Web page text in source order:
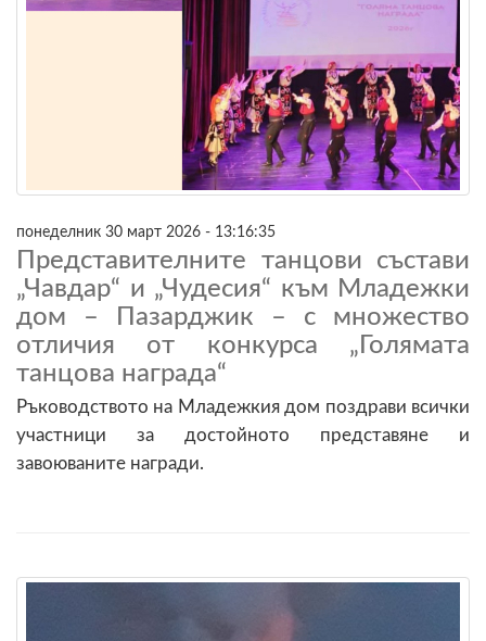
понеделник 30 март 2026 - 13:16:35
Представителните танцови състави
„Чавдар“ и „Чудесия“ към Младежки
дом – Пазарджик – с множество
отличия от конкурса „Голямата
танцова награда“
Ръководството на Младежкия дом поздрави всички
участници за достойното представяне и
завоюваните награди.